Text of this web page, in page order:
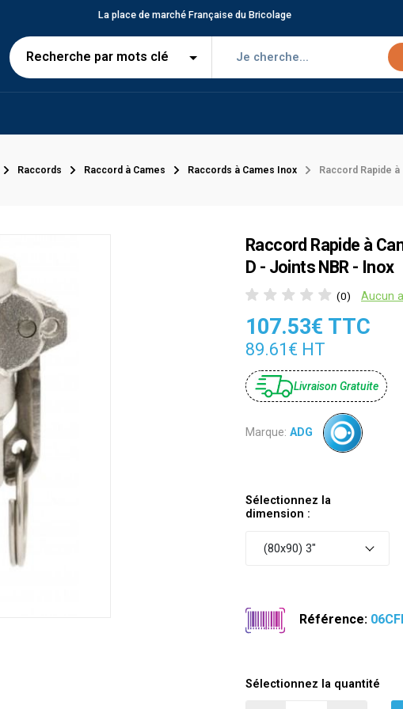
La place de marché Française du Bricolage
Raccords Raccord à Cames Raccords à Cames Inox Raccord Rapide
Raccord Rapide à
D - Joints NBR - Inox
(0) Aucun
107.53€ TTC
89.61€ HT
Livraison Gratuite
Marque: ADG
Sélectionnez la
dimension :
(80x90) 3"
Référence:
Sélectionnez la quantité